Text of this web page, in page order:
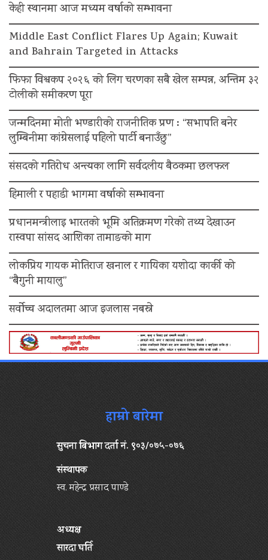
केही स्थानमा आज मध्यम वर्षाको सम्भावना
Middle East Conflict Flares Up Again; Kuwait
and Bahrain Targeted in Attacks
फिफा विश्वकप २०२६ को लिग चरणका सबै खेल सम्पन्न, अन्तिम ३२
टोलीको समीकरण पूरा
जन्मदिनमा मोती भण्डारीको राजनीतिक प्रण : “सभापति बनेर
लुम्बिनीमा कांग्रेसलाई पहिलो पार्टी बनाउँछु”
संसदको गतिरोध अन्त्यका लागि सर्वदलीय बैठकमा छलफल
हिमाली र पहाडी भागमा वर्षाको सम्भावना
प्रधानमन्त्रीलाइ भारतको भूमि अतिक्रमण गरेको तथ्य देखाउन
रास्वपा सांसद आशिका तामाङको माग
लोकप्रिय गायक मोतिराज खनाल र गायिका यशोदा कार्की को
“बैगुनी मायालु”
सर्वोच्च अदालतमा आज इजलास नबस्ने
हाम्रो बारेमा
सुचना बिभाग दर्ता नं. ९०३/०७५-०७६
संस्थापक
स्व. महेन्द्र प्रसाद पाण्डे
अध्यक्ष
सारदा घर्ति